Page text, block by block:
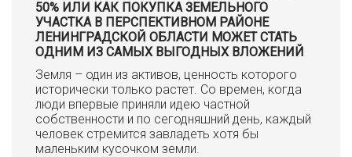
50% ИЛИ КАК ПОКУПКА ЗЕМЕЛЬНОГО
УЧАСТКА В ПЕРСПЕКТИВНОМ РАЙОНЕ
ЛЕНИНГРАДСКОЙ ОБЛАСТИ МОЖЕТ СТАТЬ
ОДНИМ ИЗ САМЫХ ВЫГОДНЫХ ВЛОЖЕНИЙ
Земля – один из активов, ценность которого
исторически только растет. Со времен, когда
люди впервые приняли идею частной
собственности и по сегодняшний день, каждый
человек стремится завладеть хотя бы
маленьким кусочком земли.